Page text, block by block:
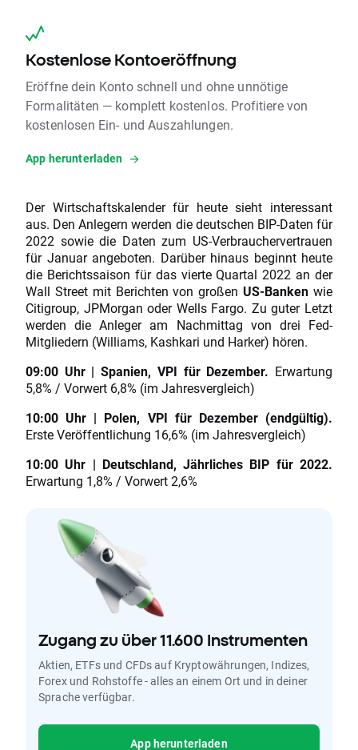
Kostenlose Kontoeröffnung
Eröffne dein Konto schnell und ohne unnötige
Formalitäten — komplett kostenlos. Profitiere von
kostenlosen Ein- und Auszahlungen.
App herunterladen
Der Wirtschaftskalender für heute sieht interessant
aus. Den Anlegern werden die deutschen BIP-Daten für
2022 sowie die Daten zum US-Verbrauchervertrauen
für Januar angeboten. Darüber hinaus beginnt heute
die Berichtssaison für das vierte Quartal 2022 an der
Wall Street mit Berichten von großen US-Banken wie
Citigroup, JPMorgan oder Wells Fargo. Zu guter Letzt
werden die Anleger am Nachmittag von drei Fed-
Mitgliedern (Williams, Kashkari und Harker) hören.
09:00 Uhr | Spanien, VPI für Dezember. Erwartung
5,8% / Vorwert 6,8% (im Jahresvergleich)
10:00 Uhr | Polen, VPI für Dezember (endgültig).
Erste Veröffentlichung 16,6% (im Jahresvergleich)
10:00 Uhr | Deutschland, Jährliches BIP für 2022.
Erwartung 1,8% / Vorwert 2,6%
Zugang zu über 11.600 Instrumenten
Aktien, ETFs und CFDs auf Kryptowährungen, Indizes,
Forex und Rohstoffe - alles an einem Ort und in deiner
Sprache verfügbar.
App herunterladen